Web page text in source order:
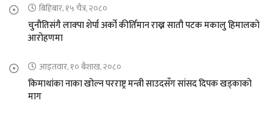
बिहिबार, १५ चैत्र, २०८०
चुनौतिसंगै लाक्पा शेर्पा अर्को कीर्तिमान राख्न सातौ पटक मकालु हिमालको
आरोहणमा
आइतवार, १० बैशाख, २०८०
किमाथांका नाका खोल्न परराष्ट्र मन्त्री साउदसँग सांसद दिपक खड्काको
माग